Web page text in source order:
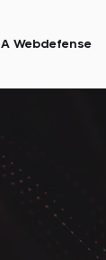
A Webdefense